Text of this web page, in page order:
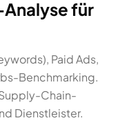
für
Paid Ads,
Benchmarking.
Chain-
Dienstleister.